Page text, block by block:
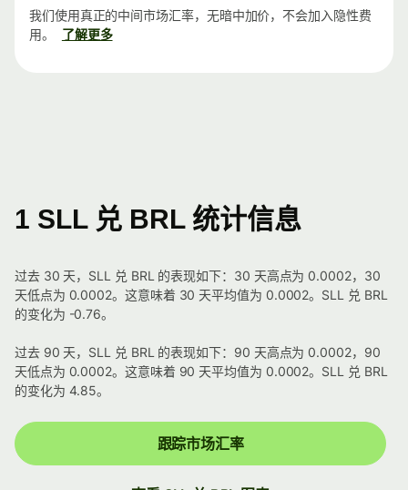
我们使用真正的中间市场汇率，无暗中加价，不会加入隐性费
用。
了解更多
1 SLL 兑 BRL 统计信息
过去 30 天，SLL 兑 BRL 的表现如下：30 天高点为 0.0002，30
天低点为 0.0002。这意味着 30 天平均值为 0.0002。SLL 兑 BRL
的变化为 -0.76。
过去 90 天，SLL 兑 BRL 的表现如下：90 天高点为 0.0002，90
天低点为 0.0002。这意味着 90 天平均值为 0.0002。SLL 兑 BRL
的变化为 4.85。
跟踪市场汇率